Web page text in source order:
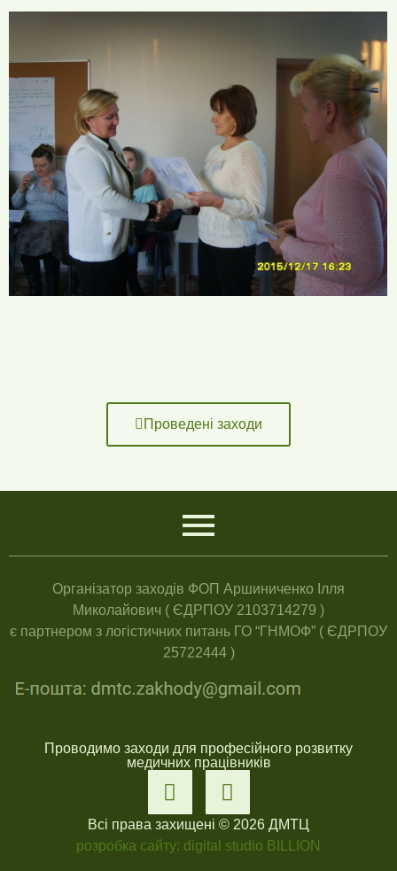
Проведені заходи
Організатор заходів ФОП Аршиниченко Ілля
Миколайович ( ЄДРПОУ 2103714279 )
є партнером з логістичних питань ГО “ГНМОФ” ( ЄДРПОУ
25722444 )
Проводимо заходи для професійного розвитку
медичних працівників
Всі права захищені © 2026 ДМТЦ
розробка сайту: digital studio BILLION